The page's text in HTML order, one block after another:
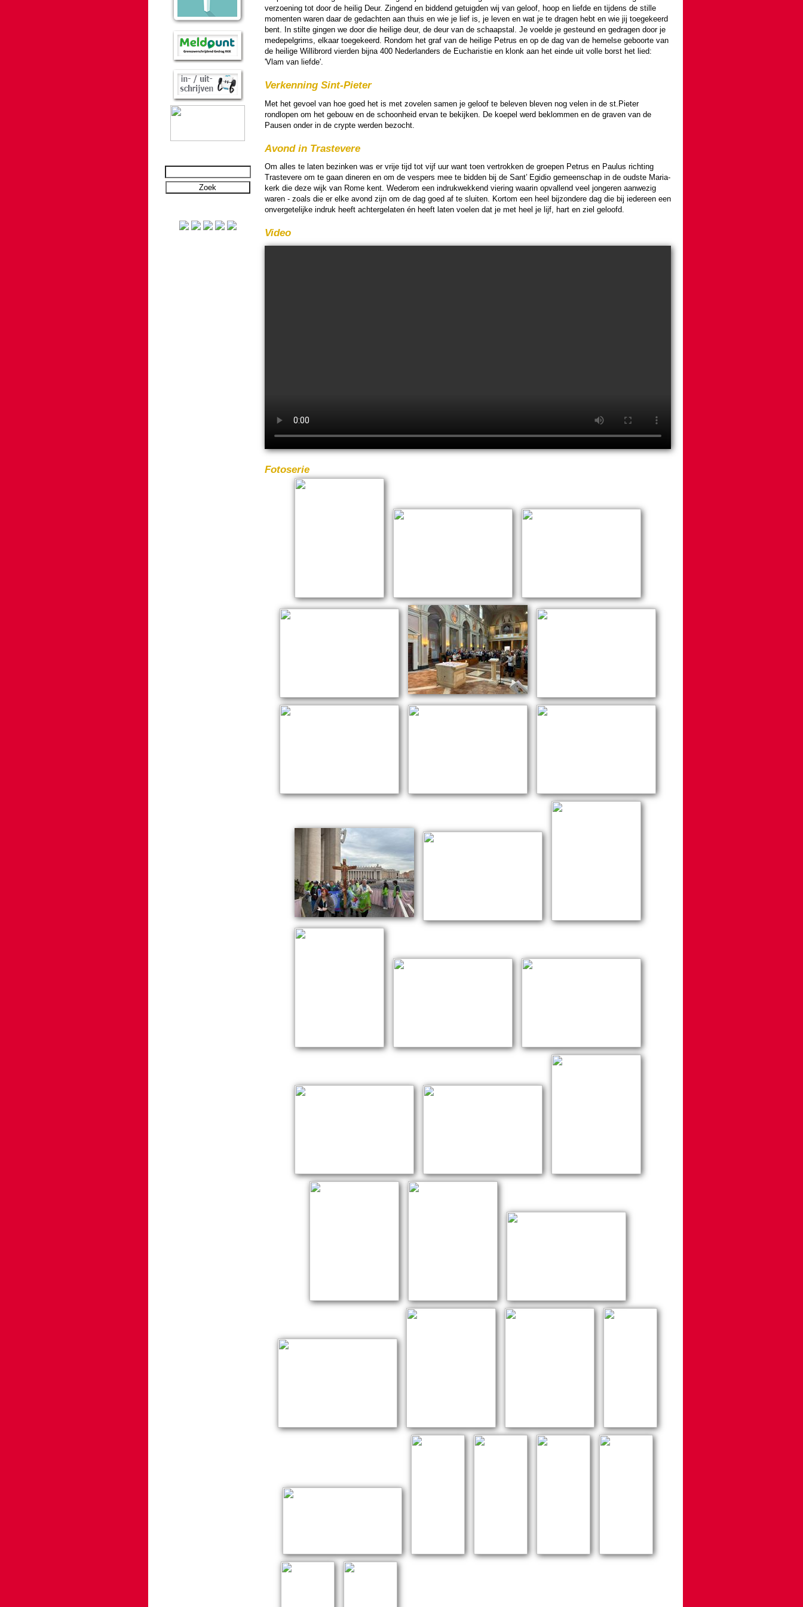
ver­zoe­ning tot door de heilig Deur. Zingend en bid­dend getuig­den wij van geloof, hoop en liefde en tij­dens de stille
momenten waren daar de gedachten aan thuis en wie je lief is, je leven en wat je te dragen hebt en wie jij toe­ge­keerd
bent. In stilte gingen we door die heilige deur, de deur van de schaapstal. Je voelde je gesteund en gedragen door je
medepelgrims, elkaar toe­ge­keerd. Rondom het graf van de heilige Petrus en op de dag van de hemelse geboorte van
de heilige Wil­li­brord vier­den bijna 400 Neder­lan­ders de Eucha­ris­tie en klonk aan het einde uit volle borst het lied:
'Vlam van liefde'.
Verken­ning Sint-Pieter
Met het gevoel van hoe goed het is met zovelen samen je geloof te beleven bleven nog velen in de st.Pieter
rondlopen om het gebouw en de schoon­heid ervan te bekijken. De koepel werd beklommen en de graven van de
Pausen onder in de crypte wer­den bezocht.
Avond in Trastevere
Om alles te laten bezinken was er vrije tijd tot vijf uur want toen ver­trok­ken de groepen Petrus en Paulus rich­ting
Trastevere om te gaan dineren en om de vespers mee te bid­den bij de Sant’ Egidio gemeen­schap in de oudste Maria­
kerk die deze wijk van Rome kent. Wederom een in­druk­wek­kend vie­ring waarin op­val­lend veel jon­ge­ren aanwe­zig
waren - zoals die er elke avond zijn om de dag goed af te sluiten. Kortom een heel bij­zon­dere dag die bij ieder­een een
on­ver­ge­te­lijke indruk heeft achter­ge­la­ten én heeft laten voelen dat je met heel je lijf, hart en ziel geloofd.
Video
Foto­se­rie